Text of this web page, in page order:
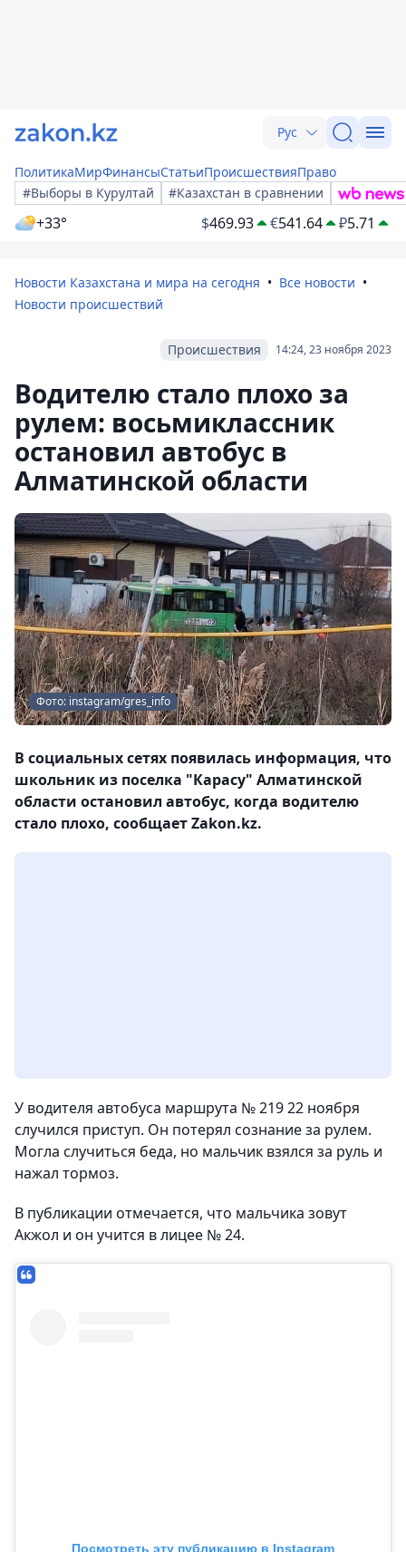
Рус
ПолитикаМирФинансыСтатьиПроисшествияПраво
#Выборы в Курултай
#Казахстан в сравнении
+33° $469.93 €541.64 ₽5.71
Новости Казахстана и мира на сегодня
Все новости
Новости происшествий
14:24, 23 ноября 2023
Происшествия
Водителю стало плохо за
рулем: восьмиклассник
остановил автобус в
Алматинской области
Фото: instagram/gres_info
В социальных сетях появилась информация, что
школьник из поселка "Карасу" Алматинской
области остановил автобус, когда водителю
стало плохо, сообщает Zakon.kz.
У водителя автобуса маршрута № 219 22 ноября
случился приступ. Он потерял сознание за рулем.
Могла случиться беда, но мальчик взялся за руль и
нажал тормоз.
В публикации отмечается, что мальчика зовут
Акжол и он учится в лицее № 24.
Посмотреть эту публикацию в Instagram